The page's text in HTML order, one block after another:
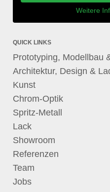
Weitere
QUICK LINKS
Prototyping, Modellbau
Architektur, Design &
Kunst
Chrom-Optik
Spritz-Metall
Lack
Showroom
Referenzen
Team
Jobs